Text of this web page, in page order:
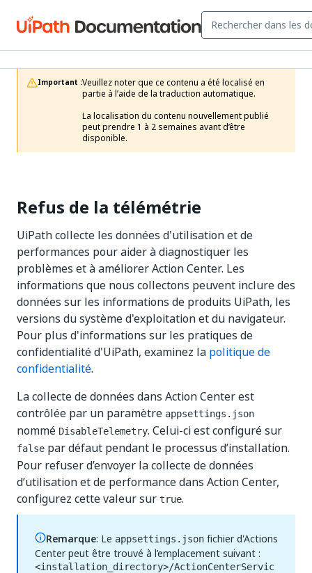
Important :Veuillez noter que ce contenu a été localisé en
partie à l’aide de la traduction automatique.
La localisation du contenu nouvellement publié
peut prendre 1 à 2 semaines avant d’être
disponible.
Refus de la télémétrie
UiPath collecte les données d'utilisation et de
performances pour aider à diagnostiquer les
problèmes et à améliorer Action Center. Les
informations que nous collectons peuvent inclure des
données sur les informations de produits UiPath, les
versions du système d'exploitation et du navigateur.
Pour plus d'informations sur les pratiques de
confidentialité d'UiPath, examinez la politique de
confidentialité.
La collecte de données dans Action Center est
contrôlée par un paramètre appsettings.json
nommé DisableTelemetry. Celui-ci est configuré sur
false par défaut pendant le processus d’installation.
Pour refuser d’envoyer la collecte de données
d’utilisation et de performance dans Action Center,
configurez cette valeur sur true.
Remarque: Le appsettings.json fichier d'Actions
Center peut être trouvé à l’emplacement suivant :
<installation_directory>/ActionCenterServic